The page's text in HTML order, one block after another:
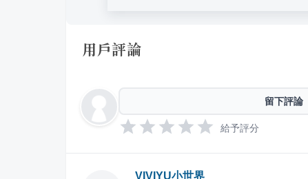
用戶評論
留下評論
給予評分
VIVIYU小世界